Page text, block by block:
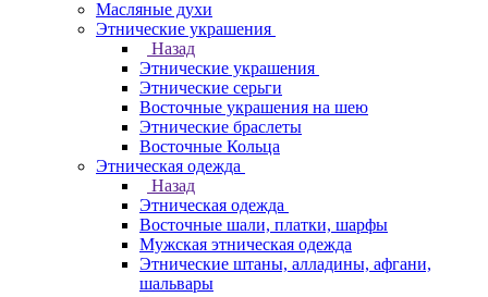
Масляные духи
Этнические украшения
Назад
Этнические украшения
Этнические серьги
Восточные украшения на шею
Этнические браслеты
Восточные Кольца
Этническая одежда
Назад
Этническая одежда
Восточные шали, платки, шарфы
Мужская этническая одежда
Этнические штаны, алладины, афгани,
шальвары